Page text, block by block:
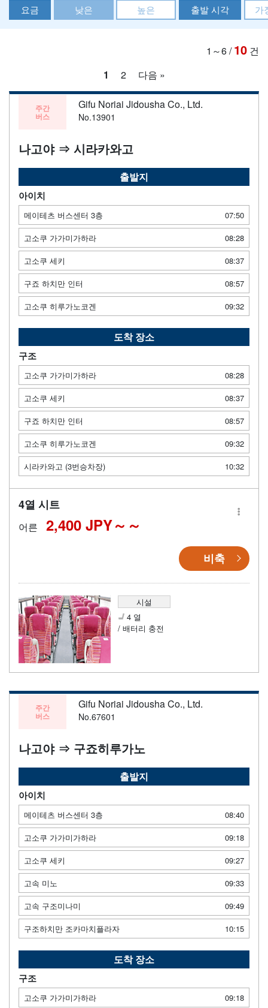
요금 낮은 높은 출발 시각 가
1～6/10 건
1
2 다음 »
주간
버스
Gifu Noriai Jidousha Co., Ltd.
No.13901
나고야 ⇒ 시라카와고
출발지
아이치
메이테츠 버스센터 3층
07:50
고소쿠 가가미가하라
08:28
고소쿠 세키
08:37
구죠 하치만 인터
08:57
고소쿠 히루가노코겐
09:32
도착 장소
구조
고소쿠 가가미가하라
08:28
고소쿠 세키
08:37
구죠 하치만 인터
08:57
고소쿠 히루가노코겐
09:32
시라카와고 (3번승차장)
10:32
4열 시트
어른 2,400 JPY～
비축
시설
4 열
/ 배터리 충전
주간
버스
Gifu Noriai Jidousha Co., Ltd.
No.67601
나고야 ⇒ 구죠히루가노
출발지
아이치
메이테츠 버스센터 3층
08:40
고소쿠 가가미가하라
09:18
고소쿠 세키
09:27
고속 미노
09:33
고속 구조미나미
09:49
구조하치만 조카마치플라자
10:15
도착 장소
구조
고소쿠 가가미가하라 09:18